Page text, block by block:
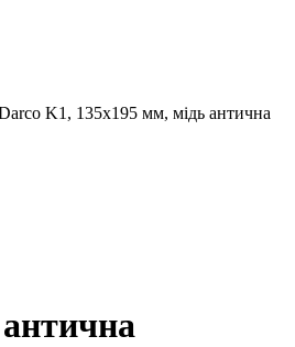
K1, 135х195 мм, мідь антична